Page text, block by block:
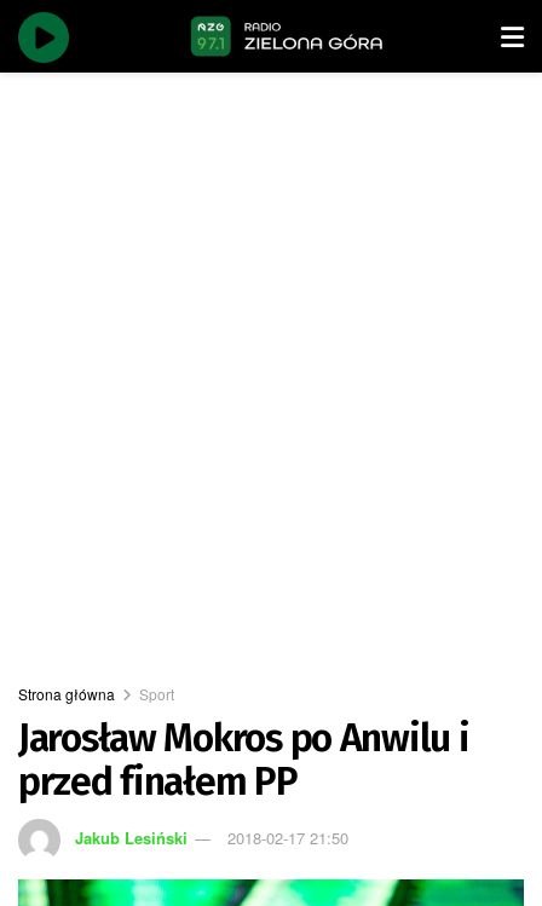
Strona główna Sport
Jarosław Mokros po Anwilu i
przed finałem PP
Jakub Lesiński 2018-02-17 21:50